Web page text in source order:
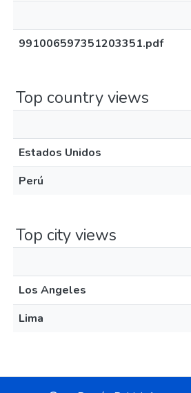
991006597351203351.pdf
Top country views
Estados Unidos
Perú
Top city views
Los Angeles
Lima